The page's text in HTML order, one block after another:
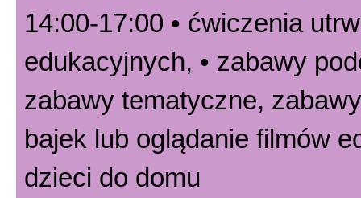
14:00-17:00 • ćwiczenia
edukacyjnych, • zabawy
zabawy tematyczne,
bajek lub oglądanie filmów
dzieci do domu